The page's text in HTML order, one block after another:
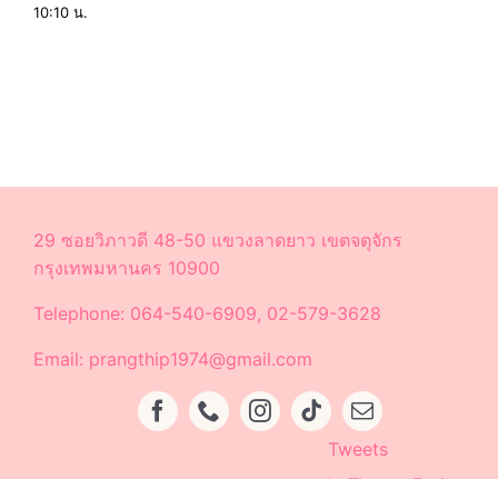
10:10 น.
29 ซอยวิภาวดี 48-50 แขวงลาดยาว เขตจตุจักร
กรุงเทพมหานคร 10900
Telephone: 064-540-6909, 02-579-3628
Email: prangthip1974@gmail.com
Tweets